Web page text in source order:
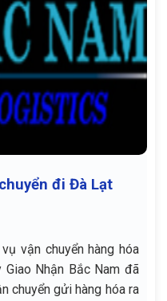
đi Đà Lạt
vận chuyển hàng hóa
Nhận Bắc Nam đã
chuyển gửi hàng hóa ra